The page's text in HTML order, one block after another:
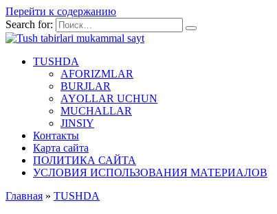
Перейти к содержанию
Search for:
TUSHDA
AFORIZMLAR
BURJLAR
AYOLLAR UCHUN
MUCHALLAR
JINSIY
Контакты
Карта сайта
ПОЛИТИКА САЙТА
УСЛОВИЯ ИСПОЛЬЗОВАНИЯ МАТЕРИАЛОВ
Главная » TUSHDA